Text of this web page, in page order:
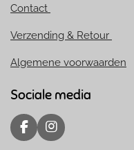
Contact
Verzending & Retour
Algemene voorwaarden
Sociale media
F
a
I
n